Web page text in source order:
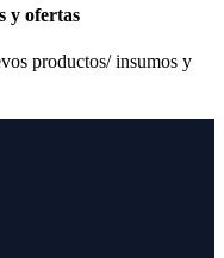
y ofertas
productos/ insumos y